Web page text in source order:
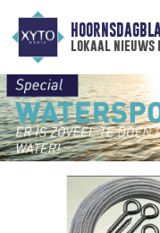
lokaal nieuws